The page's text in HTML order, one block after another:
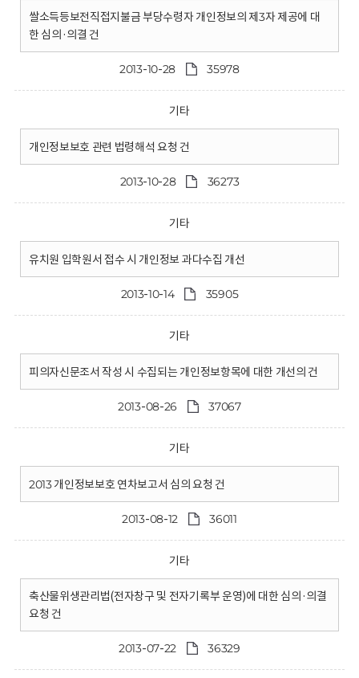
쌀소득등보전직접지불금 부당수령자 개인정보의 제3자 제공에 대
한 심의·의결 건
2013-10-28 35978
기타
개인정보보호 관련 법령해석 요청 건
2013-10-28 36273
기타
유치원 입학원서 접수 시 개인정보 과다수집 개선
2013-10-14 35905
기타
피의자신문조서 작성 시 수집되는 개인정보항목에 대한 개선의 건
2013-08-26 37067
기타
2013 개인정보보호 연차보고서 심의 요청 건
2013-08-12 36011
기타
축산물위생관리법(전자창구 및 전자기록부 운영)에 대한 심의·의결
요청 건
2013-07-22 36329